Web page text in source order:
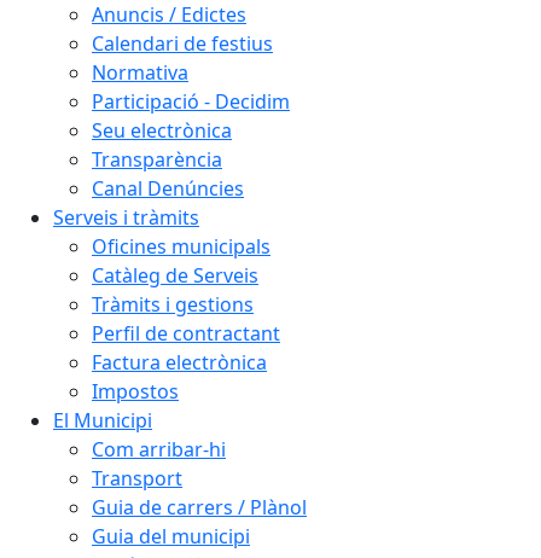
Anuncis / Edictes
Calendari de festius
Normativa
Participació - Decidim
Seu electrònica
Transparència
Canal Denúncies
Serveis i tràmits
Oficines municipals
Catàleg de Serveis
Tràmits i gestions
Perfil de contractant
Factura electrònica
Impostos
El Municipi
Com arribar-hi
Transport
Guia de carrers / Plànol
Guia del municipi